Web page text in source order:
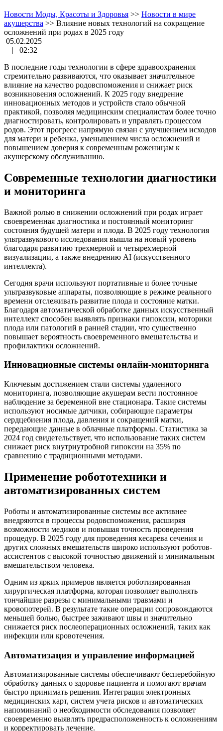
Новости Моды, Красоты и Здоровья >> Новости в мире
акушерства >> Влияние новых технологий на сокращение
осложнений при родах в 2025 году
05.02.2025
|
02:32
В последние годы технологии в сфере здравоохранения
стремительно развиваются, что оказывает значительное
влияние на качество родовспоможения и снижает риск
возникновения осложнений. К 2025 году внедрение
инновационных методов и устройств стало обычной
практикой, позволяя медицинским специалистам более точно
диагностировать, контролировать и управлять процессом
родов. Этот прогресс напрямую связан с улучшением исходов
для матери и ребенка, уменьшением числа осложнений и
повышением доверия к современным роженицам к
акушерскому обслуживанию.
Современные технологии диагностики
и мониторинга
Важной ролью в снижении осложнений при родах играет
своевременная диагностика и постоянный мониторинг
состояния будущей матери и плода. В 2025 году технология
ультразвукового исследования вышла на новый уровень
благодаря развитию трехмерной и четырехмерной
визуализации, а также внедрению AI (искусственного
интеллекта).
Сегодня врачи используют портативные и более точные
ультразвуковые аппараты, позволяющие в режиме реального
времени отслеживать развитие плода и состояние матки.
Благодаря автоматической обработке данных искусственный
интеллект способен выявлять признаки гипоксии, моторики
плода или патологий в ранней стадии, что существенно
повышает вероятность своевременного вмешательства и
профилактики осложнений.
Инновационные системы онлайн-мониторинга
Ключевым достижением стали системы удаленного
мониторинга, позволяющие акушерам вести постоянное
наблюдение за беременной вне стационара. Такие системы
используют носимые датчики, собирающие параметры
сердцебиения плода, давления и сокращений матки,
передающие данные в облачные платформы. Статистика за
2024 год свидетельствует, что использование таких систем
снижает риск внутриутробной гипоксии на 35% по
сравнению с традиционными методами.
Применение робототехники и
автоматизированных систем
Роботы и автоматизированные системы все активнее
внедряются в процессы родовспоможения, расширяя
возможности медиков и повышая точность проведения
процедур. В 2025 году для проведения кесарева сечения и
других сложных вмешательств широко используют роботов-
ассистентов с высокой точностью движений и минимальным
вмешательством человека.
Одним из ярких примеров является роботизированная
хирургическая платформа, которая позволяет выполнять
тончайшие разрезы с минимальными травмами и
кровопотерей. В результате такие операции сопровождаются
меньшей болью, быстрее заживают швы и значительно
снижается риск послеоперационных осложнений, таких как
инфекции или кровотечения.
Автоматизация и управление информацией
Автоматизированные системы обеспечивают бесперебойную
обработку данных о здоровье пациента и помогают врачам
быстро принимать решения. Интеграция электронных
медицинских карт, систем учета рисков и автоматических
напоминаний о необходимости обследования позволяет
своевременно выявлять предрасположенность к осложнениям
и корректировать лечение.